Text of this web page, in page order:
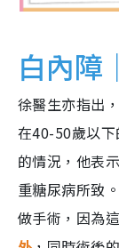
白內障
徐醫生亦指出
在40-50歲以
的情況，他表
重糖尿病所致
做手術，因為